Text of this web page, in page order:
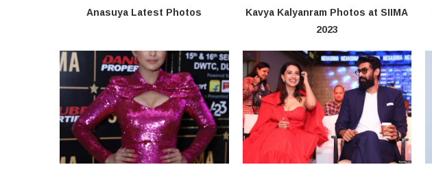
Anasuya Latest Photos
Kavya Kalyanram Photos at SIIMA
2023